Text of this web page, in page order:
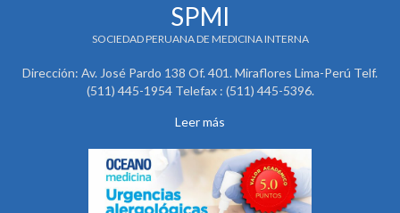
SPMI
SOCIEDAD PERUANA DE MEDICINA INTERNA
Dirección: Av. José Pardo 138 Of. 401. Miraflores Lima-Perú Telf.
(511) 445-1954 Telefax : (511) 445-5396.
Leer más